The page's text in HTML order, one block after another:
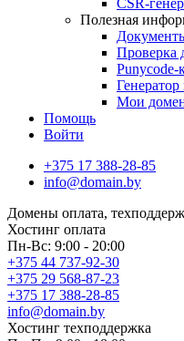
CSR-
Полезная
Проверка
Punycode-
Генератор
Мои
Помощь
Войти
+375 17 388-28-85
info@domain.by
Домены оплата,
Хостинг оплата
Пн-Вс: 9:00 - 20:00
+375 44 737-92-30
+375 29 568-87-23
+375 17 388-28-85
info@domain.by
Хостинг техподдержка